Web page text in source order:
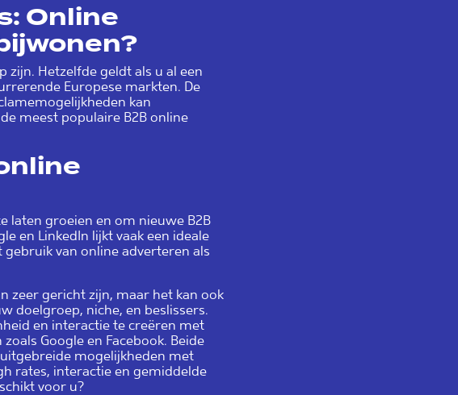
Online
Hetzelfde geldt als u al een
Europese markten. De
kan
meest populaire B2B online
laten groeien en om nieuwe B2B
en LinkedIn lijkt vaak een ideale
van online adverteren als
zeer gericht zijn, maar het kan ook
doelgroep, niche, en beslissers.
en interactie te creëren met
Google en Facebook. Beide
mogelijkheden met
rates, interactie en gemiddelde
voor u?